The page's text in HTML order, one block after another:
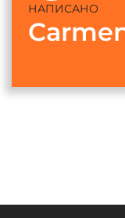
НАПИСАНО